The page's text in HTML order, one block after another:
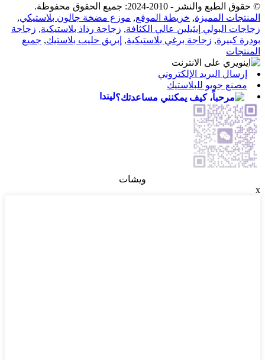
© حقوق الطبع والنشر - 2010-2024: جميع الحقوق محفوظة.
المنتجات المميزة, خريطة الموقع, موزع مضخة جالون بلاستيكي,
زجاجات البولي إيثيلين عالي الكثافة, زجاجة رذاذ بلاستيكية, زجاجة
بودرة كبيرة, زجاجة برغي بلاستيكية, إبريق حليب بلاستيك, جميع
المنتجات
إرسال البريد الإلكتروني
مصنع جويو للبلاستيك
ليندا
ويشات
x